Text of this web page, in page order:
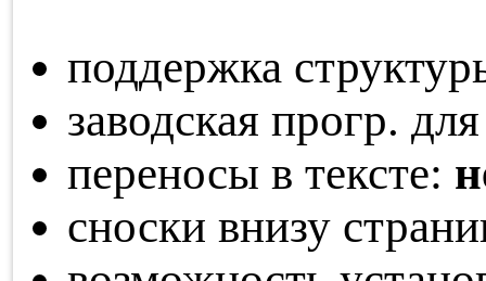
поддержка
заводская прогр.
переносы в тексте:
сноски внизу